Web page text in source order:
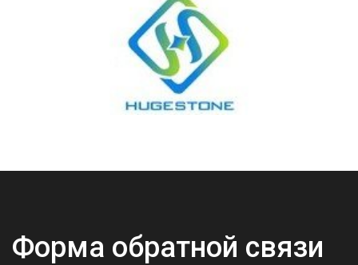
Форма обратной связи